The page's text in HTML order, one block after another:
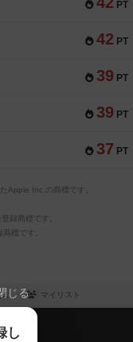
PT
42 PT
39 PT
39 PT
37 PT
Apple Inc.の商標です。
録商標です。
標です。
よ マイリスト
じる
し